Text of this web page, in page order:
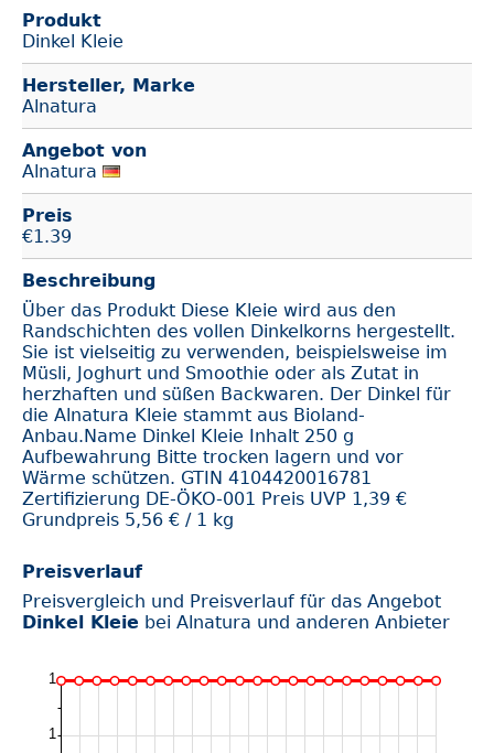
Produkt
Dinkel Kleie
Hersteller, Marke
Alnatura
Angebot von
Alnatura
Preis
€1.39
Beschreibung
Über das Produkt Diese Kleie wird aus den
Randschichten des vollen Dinkelkorns hergestellt.
Sie ist vielseitig zu verwenden, beispielsweise im
Müsli, Joghurt und Smoothie oder als Zutat in
herzhaften und süßen Backwaren. Der Dinkel für
die Alnatura Kleie stammt aus Bioland-
Anbau.Name Dinkel Kleie Inhalt 250 g
Aufbewahrung Bitte trocken lagern und vor
Wärme schützen. GTIN 4104420016781
Zertifizierung DE-ÖKO-001 Preis UVP 1,39 €
Grundpreis 5,56 € / 1 kg
Preisverlauf
Preisvergleich und Preisverlauf für das Angebot
Dinkel Kleie bei Alnatura und anderen Anbieter